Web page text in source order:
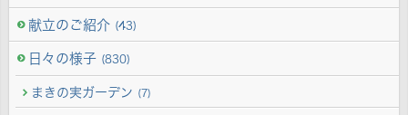
献立のご紹介 (43)
日々の様子 (830)
まきの実ガーデン (7)